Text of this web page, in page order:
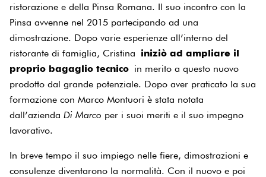
ristorazione e della Pinsa Romana. Il suo incontro con la
Pinsa avvenne nel 2015 partecipando ad una
dimostrazione. Dopo varie esperienze all’interno del
ristorante di famiglia, Cristina iniziò ad ampliare il
proprio bagaglio tecnico in merito a questo nuovo
prodotto dal grande potenziale. Dopo aver praticato la sua
formazione con Marco Montuori è stata notata
dall’azienda Di Marco per i suoi meriti e il suo impegno
lavorativo.
In breve tempo il suo impiego nelle fiere, dimostrazioni e
consulenze diventarono la normalità. Con il nuovo e poi